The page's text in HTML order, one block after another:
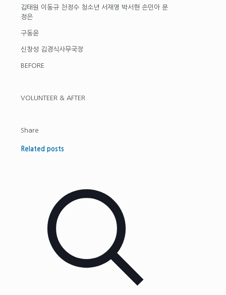
김태원 이동규 천정수 청소년 서재영 박서현 손민아 문
정은
구동윤
신창성 김경식사무국장
BEFORE
VOLUNTEER & AFTER
Share
Related posts